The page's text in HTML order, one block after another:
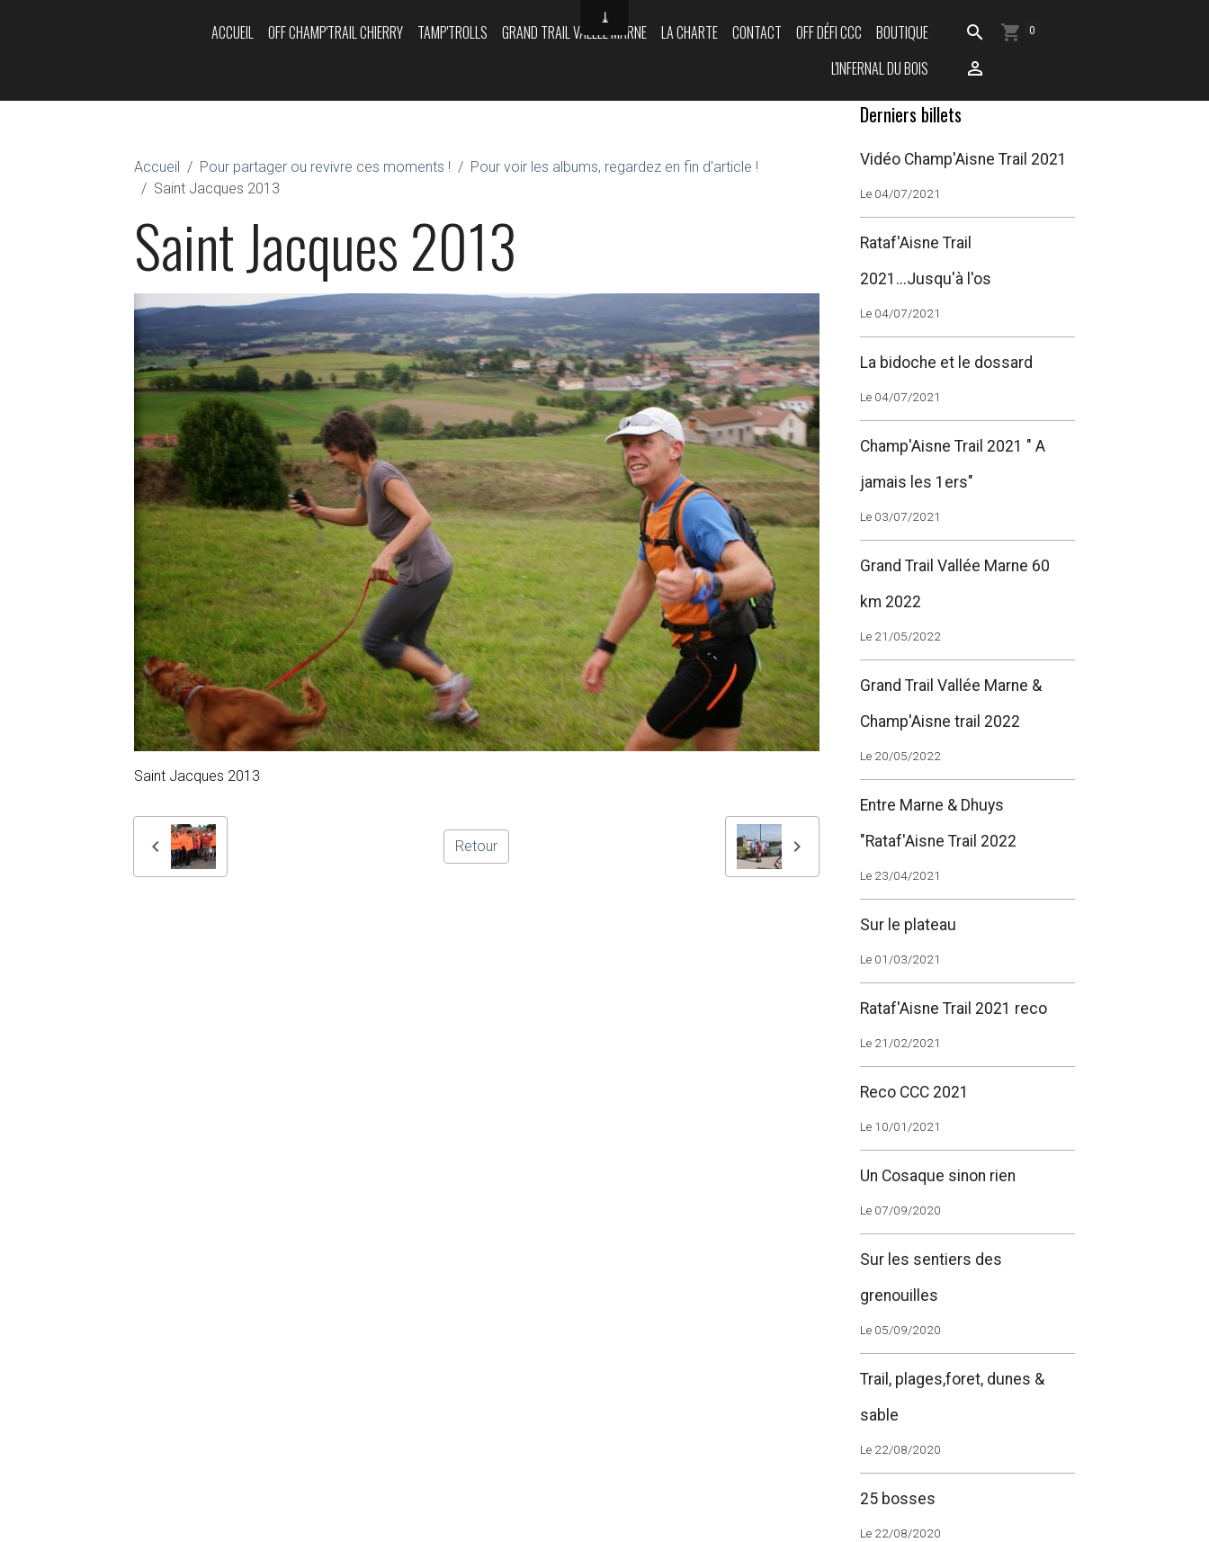
ACCUEIL OFF CHAMP'TRAIL CHIERRY TAMP'TROLLS GRAND TRAIL VALLÉE MARNE LA CHARTE CONTACT OFF DÉFI CCC
BOUTIQUE
L'INFERNAL DU BOIS
0
Accueil Pour partager ou revivre ces moments !
Pour voir les albums, regardez en fin d'article !
Saint Jacques 2013
Saint Jacques 2013
Saint Jacques 2013
Retour
Derniers billets
Vidéo Champ'Aisne Trail 2021
Le 04/07/2021
Rataf'Aisne Trail
2021...Jusqu'à l'os
Le 04/07/2021
La bidoche et le dossard
Le 04/07/2021
Champ'Aisne Trail 2021 " A
jamais les 1ers"
Le 03/07/2021
Grand Trail Vallée Marne 60
km 2022
Le 21/05/2022
Grand Trail Vallée Marne &
Champ'Aisne trail 2022
Le 20/05/2022
Entre Marne & Dhuys
"Rataf'Aisne Trail 2022
Le 23/04/2021
Sur le plateau
Le 01/03/2021
Rataf'Aisne Trail 2021 reco
Le 21/02/2021
Reco CCC 2021
Le 10/01/2021
Un Cosaque sinon rien
Le 07/09/2020
Sur les sentiers des
grenouilles
Le 05/09/2020
Trail, plages,foret, dunes &
sable
Le 22/08/2020
25 bosses
Le 22/08/2020